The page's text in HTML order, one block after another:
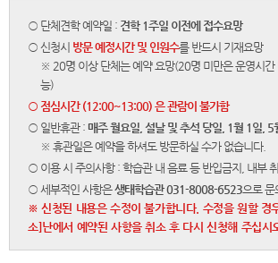
○ 단체견학 예약일 : 견학 1주일 이전에 접수요망
○ 신청시 방문 예정시간 및 인원수를 반드시 기재요망
※ 20명 이상 단체는 예약 요망(20명 미만은 운영시간
능)
○ 점심시간 (12:00~13:00) 은 관람이 불가함
○ 일반휴관 : 매주 월요일, 설날 및 추석 당일, 1월 1일, 5
※ 휴관일은 예약을 하셔도 방문하실 수가 없습니다.
○ 이용 시 주의사항 : 학습관 내 음료 등 반입금지, 내부
○ 세부적인 사항은생태학습관 031-8008-6523으로 문
※ 신청된 내용은 수정이 불가합니다. 수정을 원할 경
소]난에서 예약된 사항을 취소 후 다시 신청해 주십시